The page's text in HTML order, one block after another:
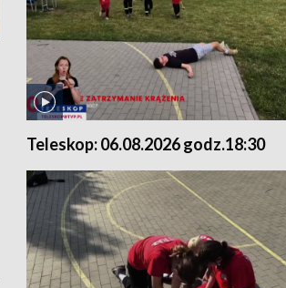
Teleskop: 06.08.2026 godz.18:30